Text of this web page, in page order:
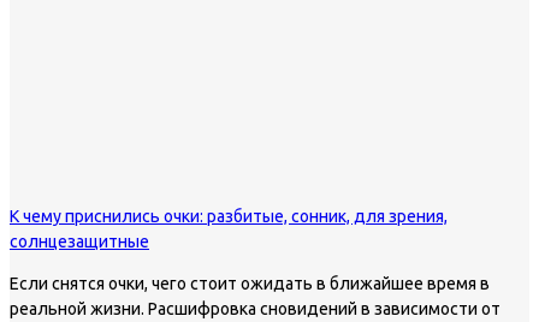
К чему приснились очки: разбитые, сонник, для зрения,
солнцезащитные
Если снятся очки, чего стоит ожидать в ближайшее время в
реальной жизни. Расшифровка сновидений в зависимости от